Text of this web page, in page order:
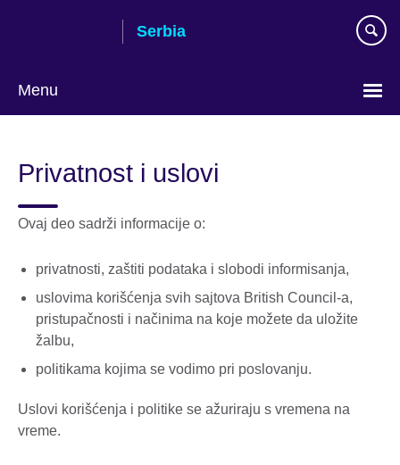
Serbia
Menu
language
Privatnost i uslovi
Ovaj deo sadrži informacije o:
privatnosti, zaštiti podataka i slobodi informisanja,
uslovima korišćenja svih sajtova British Council-a,
pristupačnosti i načinima na koje možete da uložite
žalbu,
politikama kojima se vodimo pri poslovanju.
Uslovi korišćenja i politike se ažuriraju s vremena na
vreme.